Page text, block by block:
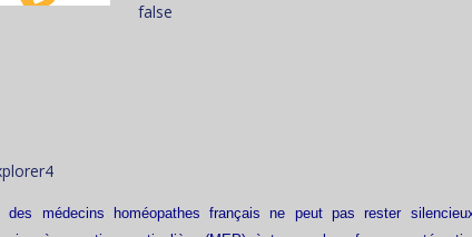
false
des médecins homéopathes français ne peut pas rester